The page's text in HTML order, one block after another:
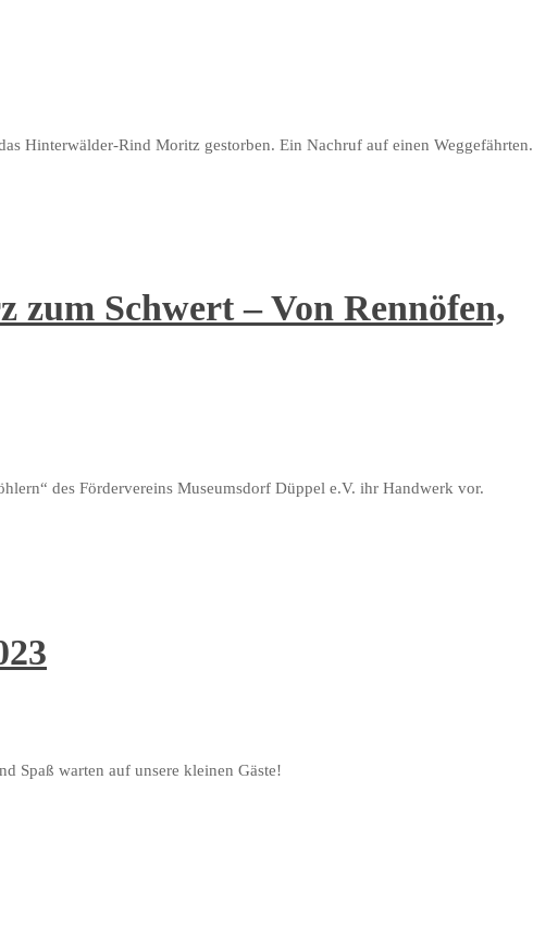
Hinterwälder-Rind Moritz gestorben. Ein Nachruf auf einen Weggefährten.
zum Schwert – Von Rennöfen,
des Fördervereins Museumsdorf Düppel e.V. ihr Handwerk vor.
Spaß warten auf unsere kleinen Gäste!